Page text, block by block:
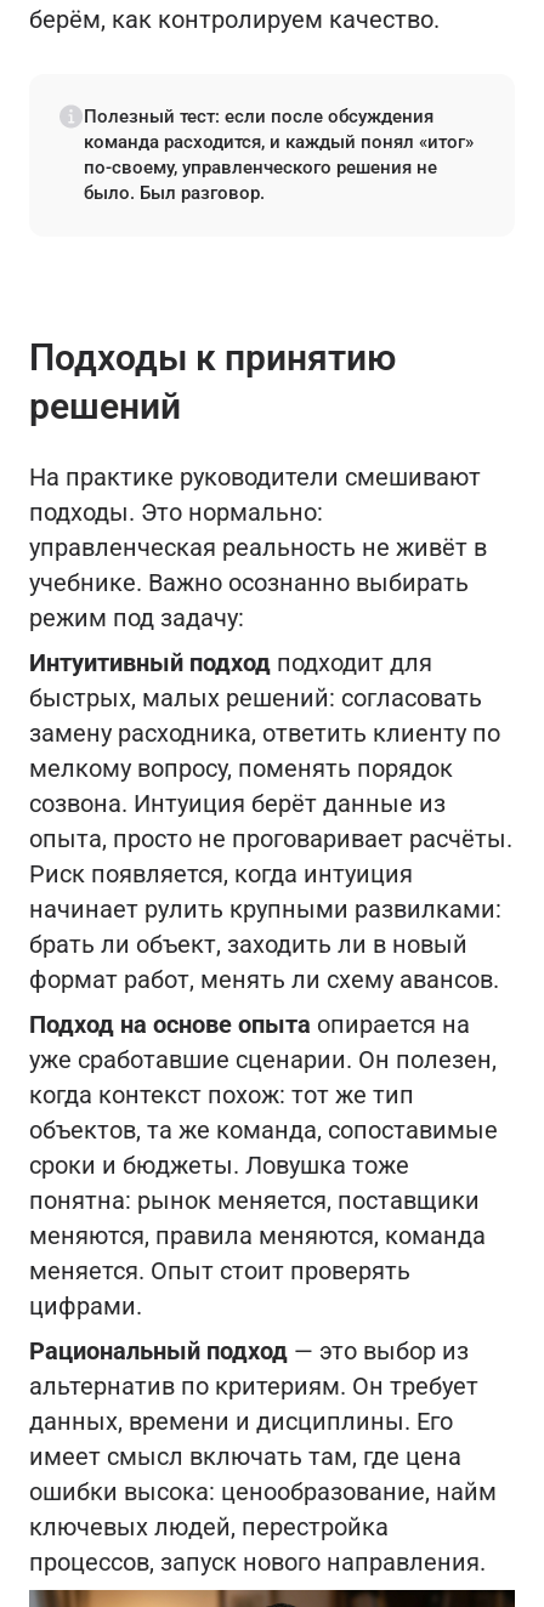
берём, как контролируем качество.
Полезный тест: если после обсуждения
команда расходится, и каждый понял «итог»
по‑своему, управленческого решения не
было. Был разговор.
Подходы к принятию
решений
На практике руководители смешивают
подходы. Это нормально:
управленческая реальность не живёт в
учебнике. Важно осознанно выбирать
режим под задачу:
Интуитивный подход подходит для
быстрых, малых решений: согласовать
замену расходника, ответить клиенту по
мелкому вопросу, поменять порядок
созвона. Интуиция берёт данные из
опыта, просто не проговаривает расчёты.
Риск появляется, когда интуиция
начинает рулить крупными развилками:
брать ли объект, заходить ли в новый
формат работ, менять ли схему авансов.
Подход на основе опыта опирается на
уже сработавшие сценарии. Он полезен,
когда контекст похож: тот же тип
объектов, та же команда, сопоставимые
сроки и бюджеты. Ловушка тоже
понятна: рынок меняется, поставщики
меняются, правила меняются, команда
меняется. Опыт стоит проверять
цифрами.
Рациональный подход — это выбор из
альтернатив по критериям. Он требует
данных, времени и дисциплины. Его
имеет смысл включать там, где цена
ошибки высока: ценообразование, найм
ключевых людей, перестройка
процессов, запуск нового направления.